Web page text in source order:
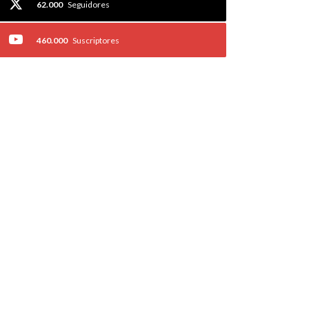
62.000 Seguidores
460.000 Suscriptores